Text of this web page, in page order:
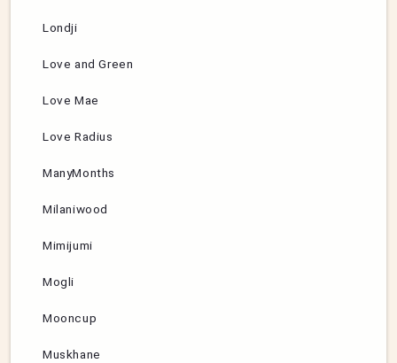
Londji
Love and Green
Love Mae
Love Radius
ManyMonths
Milaniwood
Mimijumi
Mogli
Mooncup
Muskhane